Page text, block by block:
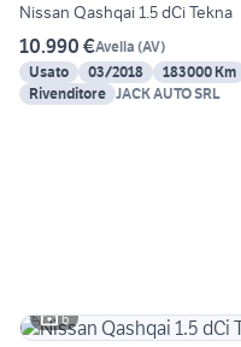
Nissan Qashqai 1.5 dCi Tekna
10.990 €Avella (AV)
Usato
03/2018 183000 Km
Rivenditore JACK AUTO SRL
6